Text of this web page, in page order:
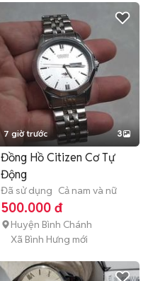
7 giờ trước 3
Đồng Hồ Citizen Cơ Tự
Động
Đã sử dụng Cả nam và nữ
500.000 đ
Huyện Bình Chánh
Xã Bình Hưng mới